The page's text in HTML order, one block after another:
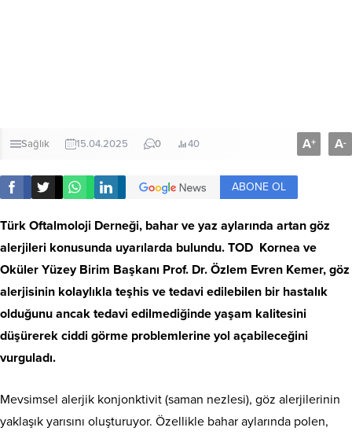
Sağlık 15.04.2025 0 40 A+ A-
ABONE OL
Türk Oftalmoloji Derneği, bahar ve yaz aylarında artan göz
alerjileri konusunda uyarılarda bulundu. TOD Kornea ve
Oküler Yüzey Birim Başkanı Prof. Dr. Özlem Evren Kemer, göz
alerjisinin kolaylıkla teşhis ve tedavi edilebilen bir hastalık
olduğunu ancak tedavi edilmediğinde yaşam kalitesini
düşürerek ciddi görme problemlerine yol açabileceğini
vurguladı.
Mevsimsel alerjik konjonktivit (saman nezlesi), göz alerjilerinin
yaklaşık yarısını oluşturuyor. Özellikle bahar aylarında polen,